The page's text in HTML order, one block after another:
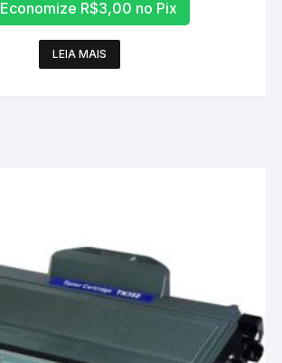
Economize R$3,00 no Pix
LEIA MAIS